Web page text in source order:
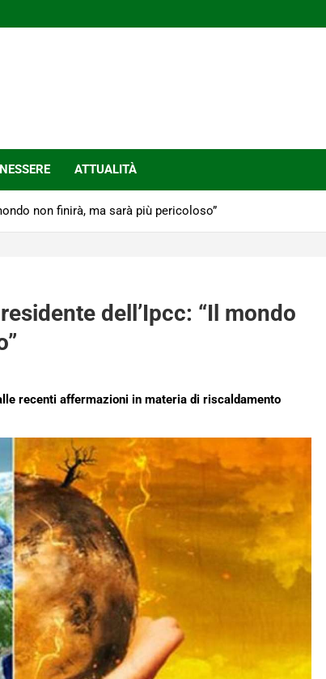
ATTUALITÀ
non finirà, ma sarà più pericoloso”
dell’Ipcc: “Il mondo
recenti affermazioni in materia di riscaldamento